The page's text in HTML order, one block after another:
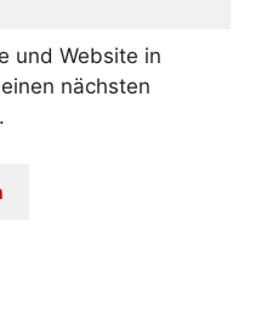
und Website in
nächsten